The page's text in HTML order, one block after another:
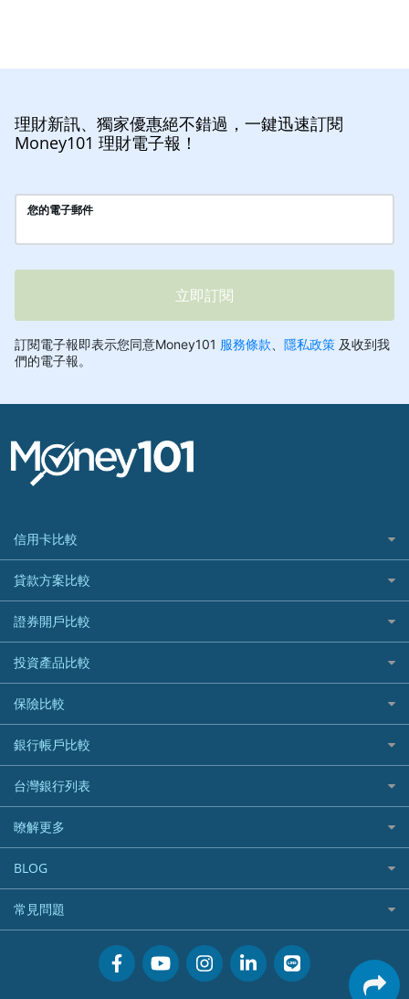
理財新訊、獨家優惠絕不錯過，一鍵迅速訂閱
Money101 理財電子報！
信用卡比較
信用卡情境類別推薦
所有信用卡
精選推薦
國內外現金回饋
繳稅優惠
航空哩程回饋
加油優惠
分期零利率優惠
首刷禮優惠
網購優惠
行動支付優惠
旅遊訂房優惠
貸款方案比較
快速線上貸款推薦
最完整貸款資訊一次看
繳稅貸款
貸款計算機
車貸計算機
精選貸款推薦
信貸利率比較
一般個人貸款
優質客戶貸款
小額借款
循環貸款
汽機車貸款比較
證券開戶比較
台股證券戶
美股證券戶
投資產品比較
機器人投資
加密貨幣
外幣定存
保險比較
住宅險
汽車保險
機車保險
寵物險
銀行帳戶比較
財富管理帳戶
數位存款帳戶
美元定存
台灣銀行列表
銀行與合作機構列表
銀行客服電話
暸解更多
加入我們
訂閱電子報
媒體聯絡
BLOG
專欄文章
常見問題
活動禮贈品兌換相關
會員相關常見問題